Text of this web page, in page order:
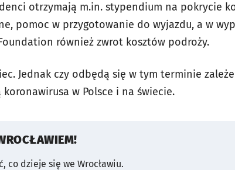
otrzymają m.in. stypendium na pokrycie
pomoc w przygotowanie do wyjazdu, a w
również zwrot kosztów podroży.
Jednak czy odbędą się w tym terminie
w Polsce i na świecie.
co dzieje się we Wrocławiu.